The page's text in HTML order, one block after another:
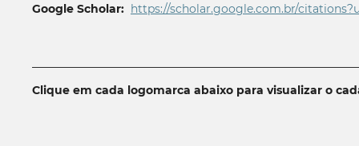
Google Scholar: https://scholar.google.com.br/
Clique em cada logomarca abaixo para visualizar o